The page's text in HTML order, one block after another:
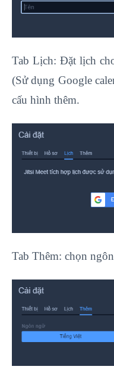
Tab Lịch: Đặt lịch
(Sử dụng Google
cấu hình thêm.
Tab Thêm: chọn